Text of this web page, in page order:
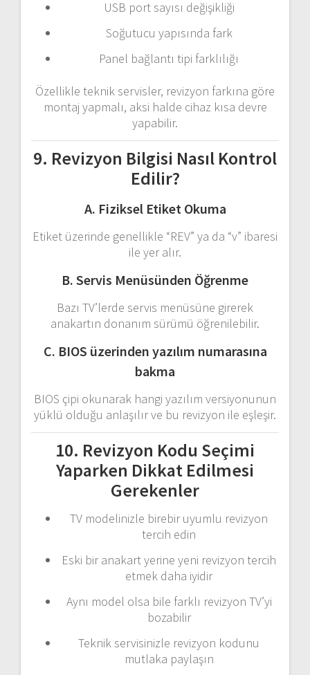
USB port sayısı değişikliği
Soğutucu yapısında fark
Panel bağlantı tipi farklılığı
Özellikle teknik servisler, revizyon farkına göre
montaj yapmalı, aksi halde cihaz kısa devre
yapabilir.
9. Revizyon Bilgisi Nasıl Kontrol
Edilir?
A. Fiziksel Etiket Okuma
Etiket üzerinde genellikle “REV” ya da “v” ibaresi
ile yer alır.
B. Servis Menüsünden Öğrenme
Bazı TV’lerde servis menüsüne girerek
anakartın donanım sürümü öğrenilebilir.
C. BIOS üzerinden yazılım numarasına
bakma
BIOS çipi okunarak hangi yazılım versiyonunun
yüklü olduğu anlaşılır ve bu revizyon ile eşleşir.
10. Revizyon Kodu Seçimi
Yaparken Dikkat Edilmesi
Gerekenler
TV modelinizle birebir uyumlu revizyon
tercih edin
Eski bir anakart yerine yeni revizyon tercih
etmek daha iyidir
Aynı model olsa bile farklı revizyon TV’yi
bozabilir
Teknik servisinizle revizyon kodunu
mutlaka paylaşın